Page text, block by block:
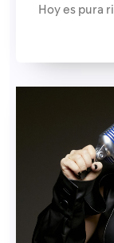
Hoy es pura